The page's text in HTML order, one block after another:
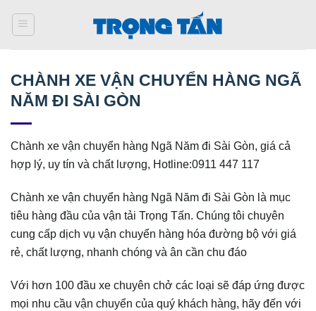
qua
CHÀNH XE VẬN CHUYỂN HÀNG NGÃ
NĂM ĐI SÀI GÒN
Chành xe vận chuyển hàng Ngã Năm đi Sài Gòn, giá cả
hợp lý, uy tín và chất lượng, Hotline:0911 447 117
Chành xe vận chuyển hàng Ngã Năm đi Sài Gòn là mục
tiêu hàng đầu của vận tải Trọng Tấn. Chúng tôi chuyên
cung cấp dịch vụ vận chuyển hàng hóa đường bộ với giá
rẻ, chất lượng, nhanh chóng và ân cần chu đáo
Với hơn 100 đầu xe chuyên chở các loại sẽ đáp ứng được
mọi nhu cầu vận chuyển của quý khách hàng, hãy đến với